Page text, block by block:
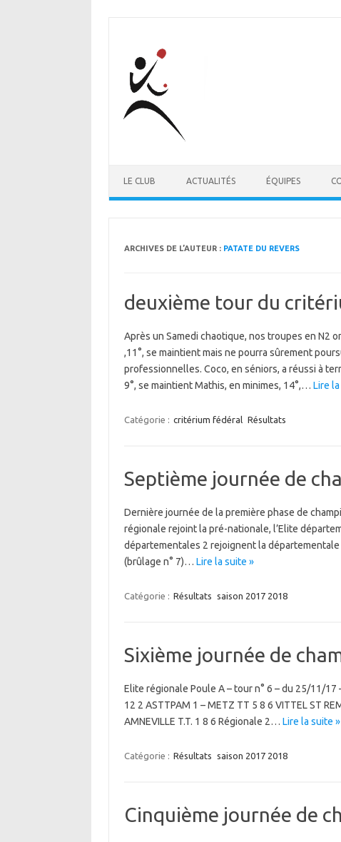
LE CLUB ACTUALITÉS ÉQUIPES
ARCHIVES DE L’AUTEUR : PATATE DU REVERS
deuxième tour du
Après un Samedi chaotique, nos troupes en N2
,11°, se maintient mais ne pourra sûrement
professionnelles. Coco, en séniors, a réussi à
9°, se maintient Mathis, en minimes, 14°,… Lire
Catégorie : critérium fédéral Résultats
Septième journée de
Dernière journée de la première phase de
régionale rejoint la pré-nationale, l’Elite
départementales 2 rejoignent la
(brûlage n° 7)… Lire la suite »
Catégorie : Résultats saison 2017 2018
Sixième journée de
Elite régionale Poule A – tour n° 6 – du 25/11/17
12 2 ASTTPAM 1 – METZ TT 5 8 6 VITTEL ST
AMNEVILLE T.T. 1 8 6 Régionale 2… Lire la suite »
Catégorie : Résultats saison 2017 2018
Cinquième journée de